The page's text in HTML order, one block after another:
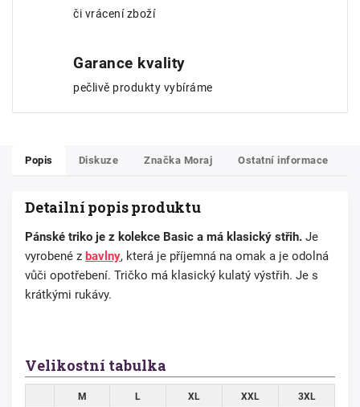
či vrácení zboží
Garance kvality
pečlivě produkty vybíráme
Popis Diskuze Značka Moraj Ostatní informace
Detailní popis produktu
Pánské triko je z kolekce Basic a má klasický střih. Je
vyrobené z bavlny, která je příjemná na omak a je odolná
vůči opotřebení. Tričko má klasický kulatý výstřih. Je s
krátkými rukávy.
Velikostní tabulka
M L XL XXL 3XL